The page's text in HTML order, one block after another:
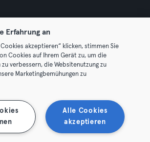
Trek hier je contract terug
Erfahrung an
Cookies akzeptieren“ klicken, stimmen Sie
Cookies auf Ihrem Gerät zu, um die
verbessern, die Websitenutzung zu
Marketingbemühungen zu
Alle Cookies
akzeptieren